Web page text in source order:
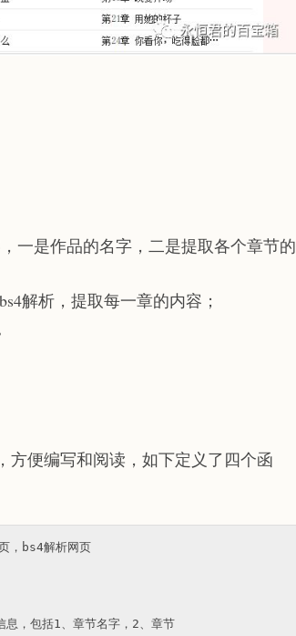
一是作品的名字，二是提取各个章节的
解析，提取每一章的内容；
方便编写和阅读，如下定义了四个函
，bs4解析网页
息，包括1、章节名字，2、章节